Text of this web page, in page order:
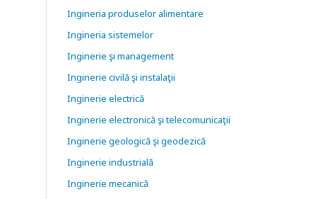
Ingineria produselor alimentare
Ingineria sistemelor
Inginerie şi management
Inginerie civilă şi instalaţii
Inginerie electrică
Inginerie electronică şi telecomunicaţii
Inginerie geologică şi geodezică
Inginerie industrială
Inginerie mecanică